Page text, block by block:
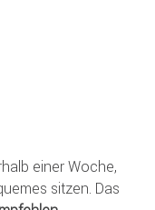
einer Woche,
sitzen. Das